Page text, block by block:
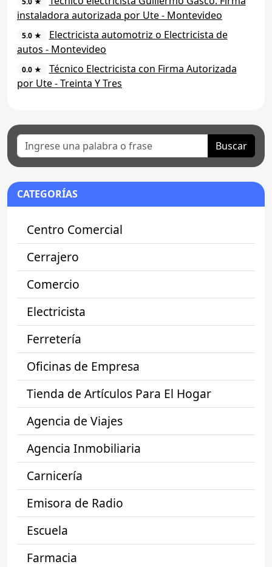
instaladora autorizada por Ute - Montevideo
5.0 ★
Electricista automotriz o Electricista de
autos - Montevideo
0.0 ★
Técnico Electricista con Firma Autorizada
por Ute - Treinta Y Tres
Buscar
CATEGORÍAS
Centro Comercial
Cerrajero
Comercio
Electricista
Ferretería
Oficinas de Empresa
Tienda de Artículos Para El Hogar
Agencia de Viajes
Agencia Inmobiliaria
Carnicería
Emisora de Radio
Escuela
Farmacia